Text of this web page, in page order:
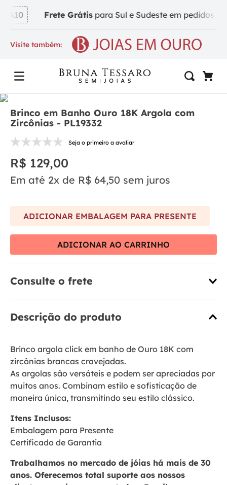
Frete Grátispara Sul e Sudeste em pedidos a
Visite também:
Brinco em Banho Ouro 18K Argola com
Zircônias - PL19332
Seja o primeiro a avaliar
R$ 129,00
Em até 2x de R$ 64,50 sem juros
ADICIONAR EMBALAGEM PARA PRESENTE
ADICIONAR AO CARRINHO
Consulte o frete
Descrição do produto
Brinco argola click em banho de Ouro 18K com
zircônias brancas cravejadas.
As argolas são versáteis e podem ser apreciadas por
muitos anos. Combinam estilo e sofisticação de
maneira única, transmitindo seu estilo clássico.
Itens Inclusos:
Embalagem para Presente
Certificado de Garantia
Trabalhamos no mercado de jóias há mais de 30
anos. Oferecemos total suporte aos nossos